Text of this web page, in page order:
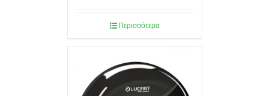
Περισσότερα